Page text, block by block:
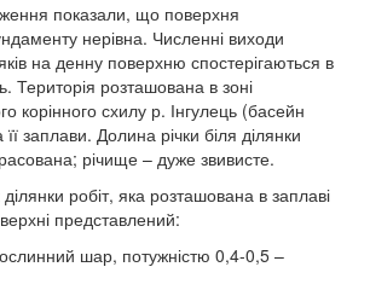
показали, що поверхня
нерівна. Численні виходи
на денну поверхню спостерігаються в
Територія розташована в зоні
корінного схилу р. Інгулець (басейн
заплави. Долина річки біля ділянки
річище – дуже звивисте.
робіт, яка розташована в заплаві
представлений:
шар, потужністю 0,4-0,5 –